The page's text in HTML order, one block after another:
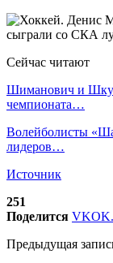
Сейчас читают
Шиманович и
чемпионата…
Волейболисты
лидеров…
Источник
251
Поделится VK
Предыдущая